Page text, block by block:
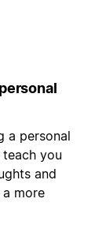
a personal
you
and
more